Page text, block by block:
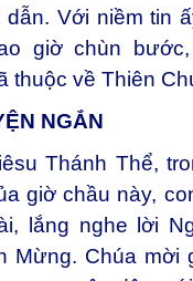
Với niềm tin
giờ chùn
thuộc về Thiên
NGẮN
Thánh Thể, t
giờ chầu này,
lắng nghe lời
Mừng. Chúa mời